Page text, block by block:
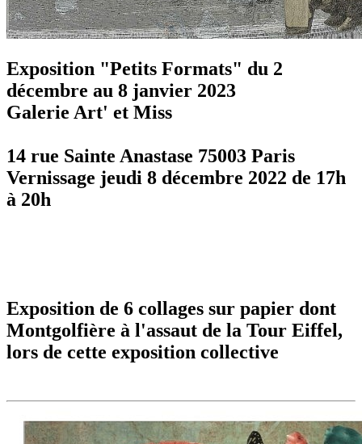
Exposition "Petits Formats" du 2
décembre au 8 janvier 2023
Galerie Art' et Miss
14 rue Sainte Anastase 75003 Paris
Vernissage jeudi 8 décembre 2022 de 17h
à 20h
Exposition de 6 collages sur papier dont
Montgolfière à l'assaut de la Tour Eiffel,
lors de cette exposition collective